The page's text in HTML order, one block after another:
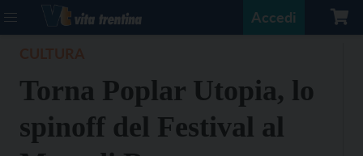
Accedi
Torna Poplar Utopia, lo
spinoff del Festival al